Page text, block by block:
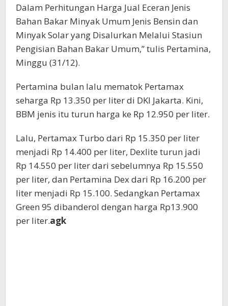
Dalam Perhitungan Harga Jual Eceran Jenis
Bahan Bakar Minyak Umum Jenis Bensin dan
Minyak Solar yang Disalurkan Melalui Stasiun
Pengisian Bahan Bakar Umum,” tulis Pertamina,
Minggu (31/12).
Pertamina bulan lalu mematok Pertamax
seharga Rp 13.350 per liter di DKI Jakarta. Kini,
BBM jenis itu turun harga ke Rp 12.950 per liter.
Lalu, Pertamax Turbo dari Rp 15.350 per liter
menjadi Rp 14.400 per liter, Dexlite turun jadi
Rp 14.550 per liter dari sebelumnya Rp 15.550
per liter, dan Pertamina Dex dari Rp 16.200 per
liter menjadi Rp 15.100. Sedangkan Pertamax
Green 95 dibanderol dengan harga Rp13.900
per liter.agk